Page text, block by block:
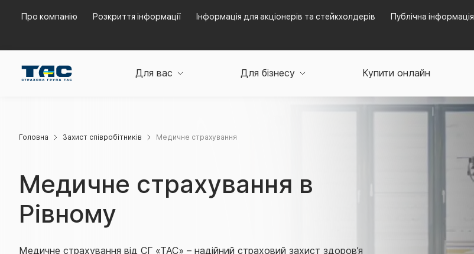
Про компанію Розкриття інформації Інформація для акціонерів та стейкхолдерів Публічна інформація
Для вас Для бізнесу Купити онлайн
Головна Захист співробітників Медичне страхування
Медичне страхування в
Рівному
Медичне страхування від СГ «ТАС» – надійний страховий захист здоров’я